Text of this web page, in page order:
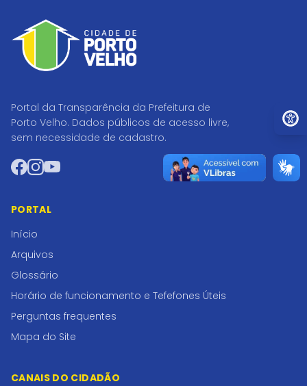
Portal da Transparência da Prefeitura de
Porto Velho. Dados públicos de acesso livre,
sem necessidade de cadastro.
Facebook
Instagram
YouTube
PORTAL
Início
Arquivos
Glossário
Horário de funcionamento e Tefefones Úteis
Perguntas frequentes
Mapa do Site
CANAIS DO CIDADÃO
Ir